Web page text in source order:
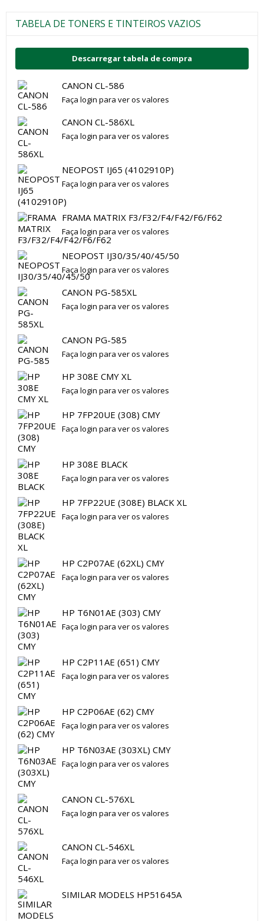
TABELA DE TONERS E TINTEIROS VAZIOS
Descarregar tabela de compra
CANON CL-586
Faça login para ver os valores
CANON CL-586XL
Faça login para ver os valores
NEOPOST IJ65 (4102910P)
Faça login para ver os valores
FRAMA MATRIX F3/F32/F4/F42/F6/F62
Faça login para ver os valores
NEOPOST IJ30/35/40/45/50
Faça login para ver os valores
CANON PG-585XL
Faça login para ver os valores
CANON PG-585
Faça login para ver os valores
HP 308E CMY XL
Faça login para ver os valores
HP 7FP20UE (308) CMY
Faça login para ver os valores
HP 308E BLACK
Faça login para ver os valores
HP 7FP22UE (308E) BLACK XL
Faça login para ver os valores
HP C2P07AE (62XL) CMY
Faça login para ver os valores
HP T6N01AE (303) CMY
Faça login para ver os valores
HP C2P11AE (651) CMY
Faça login para ver os valores
HP C2P06AE (62) CMY
Faça login para ver os valores
HP T6N03AE (303XL) CMY
Faça login para ver os valores
CANON CL-576XL
Faça login para ver os valores
CANON CL-546XL
Faça login para ver os valores
SIMILAR MODELS HP51645A